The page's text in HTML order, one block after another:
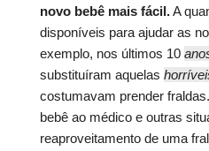
novo bebê mais fácil.A
disponíveis para ajudar as
exemplo, nos últimos 10
substituíram aquelas
costumavam prender
bebê ao médico e outras
reaproveitamento de uma